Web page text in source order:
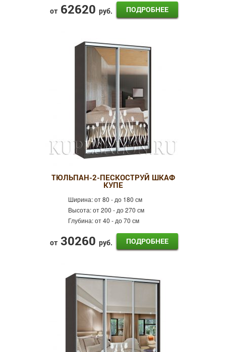
от 62620 руб. ПОДРОБНЕЕ
ТЮЛЬПАН-2-ПЕСКОСТРУЙ ШКАФ
КУПЕ
Ширина:от 80 - до 180 см
Высота:от 200 - до 270 см
Глубина:от 40 - до 70 см
от 30260 руб. ПОДРОБНЕЕ